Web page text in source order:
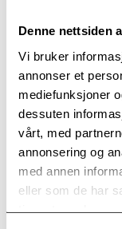
Denne nettsiden
Vi bruker
annonser et
mediefunksjoner
dessuten
vårt, med
annonsering og
med annen
eller som de har